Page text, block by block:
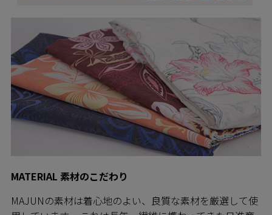
MATERIAL 素材のこだわり
MAJUNの素材は着心地のよい、良質な素材を厳選して使